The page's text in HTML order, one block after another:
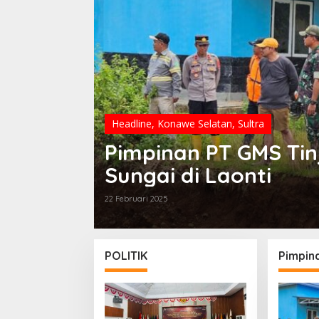
Headline, Konawe Selatan, Sultra
Pimpinan PT GMS
Sungai di Laonti
22 Februari 2025
POLITIK